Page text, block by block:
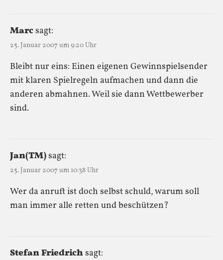
Marcsagt:
25. Januar 2007 um 9:20 Uhr
Bleibt nur eins: Einen eigenen Gewinnspielsender
mit klaren Spielregeln aufmachen und dann die
anderen abmahnen. Weil sie dann Wettbewerber
sind.
Jan(TM)sagt:
25. Januar 2007 um 10:38 Uhr
Wer da anruft ist doch selbst schuld, warum soll
man immer alle retten und beschützen?
Stefan Friedrich sagt: